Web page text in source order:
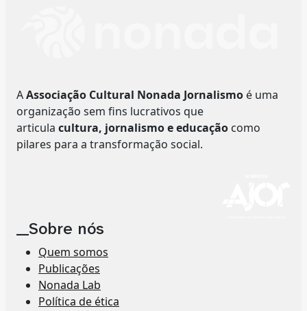
AAssociação Cultural Nonada Jornalismo é uma
organização sem fins lucrativos que
articula cultura, jornalismo e educação como
pilares para a transformação social.
__Sobre nós
Quem somos
Publicações
Nonada Lab
Política de ética